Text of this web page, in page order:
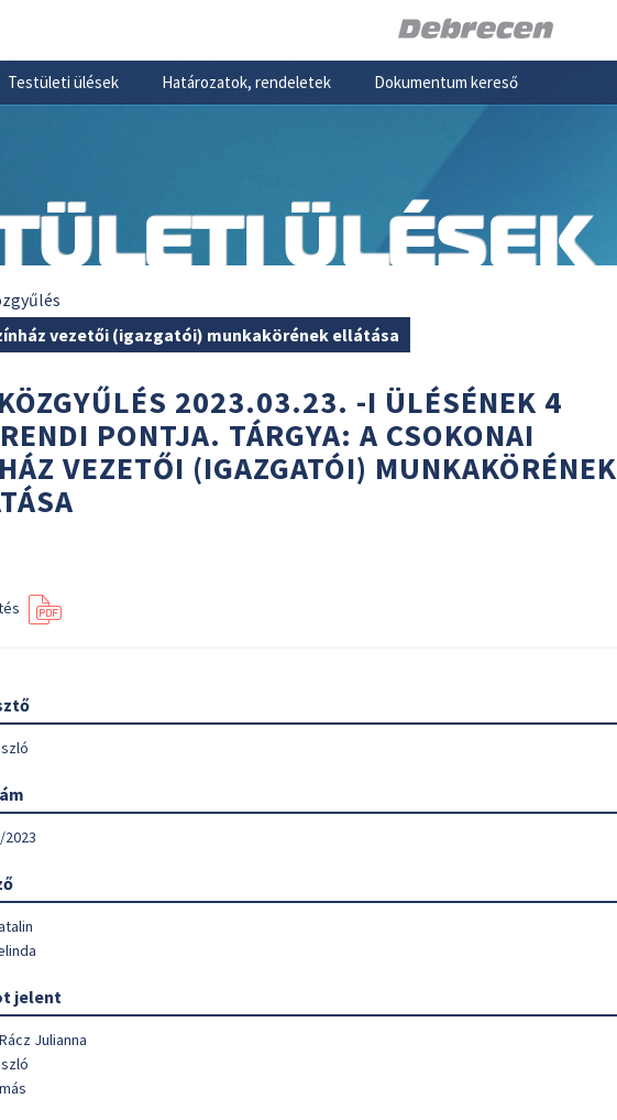
Testületi ülések Határozatok, rendeletek Dokumentum kereső
ÜLÉSEK
vezetői (igazgatói) munkakörének ellátása
2023.03.23. -I ÜLÉSÉNEK 4
PONTJA. TÁRGYA: A CSOKONAI
VEZETŐI (IGAZGATÓI) MUNKAKÖRÉNEK
2023
jelent
Julianna